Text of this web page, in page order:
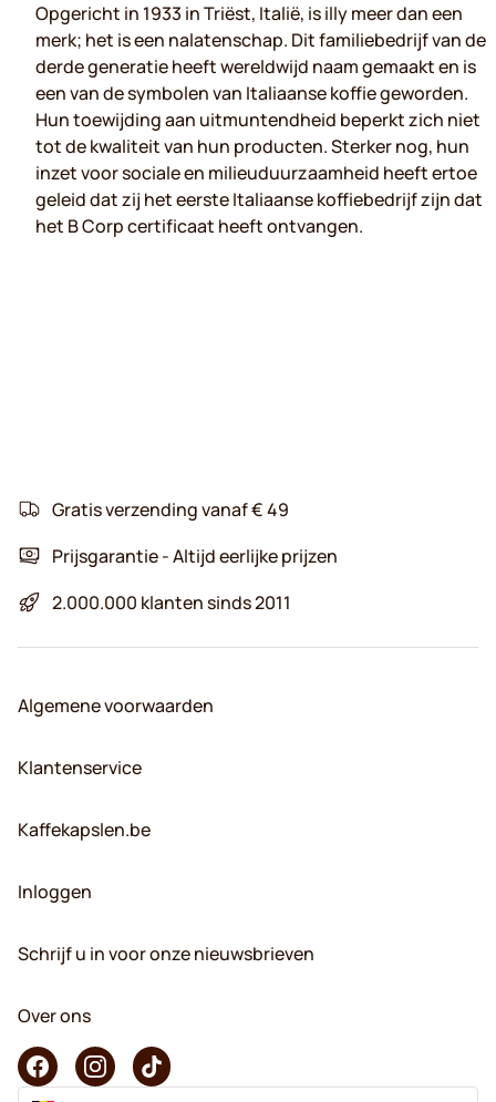
Opgericht in 1933 in Triëst, Italië, is illy meer dan een
merk; het is een nalatenschap. Dit familiebedrijf van de
derde generatie heeft wereldwijd naam gemaakt en is
een van de symbolen van Italiaanse koffie geworden.
Hun toewijding aan uitmuntendheid beperkt zich niet
tot de kwaliteit van hun producten. Sterker nog, hun
inzet voor sociale en milieuduurzaamheid heeft ertoe
geleid dat zij het eerste Italiaanse koffiebedrijf zijn dat
het B Corp certificaat heeft ontvangen.
Gratis verzending vanaf € 49
Prijsgarantie - Altijd eerlijke prijzen
2.000.000 klanten sinds 2011
Algemene voorwaarden
Klantenservice
Kaffekapslen.be
Inloggen
Schrijf u in voor onze nieuwsbrieven
Over ons